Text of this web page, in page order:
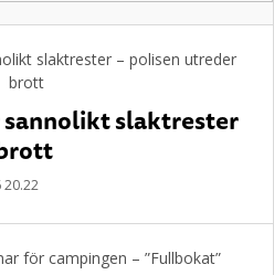
sannolikt slaktrester
20.22